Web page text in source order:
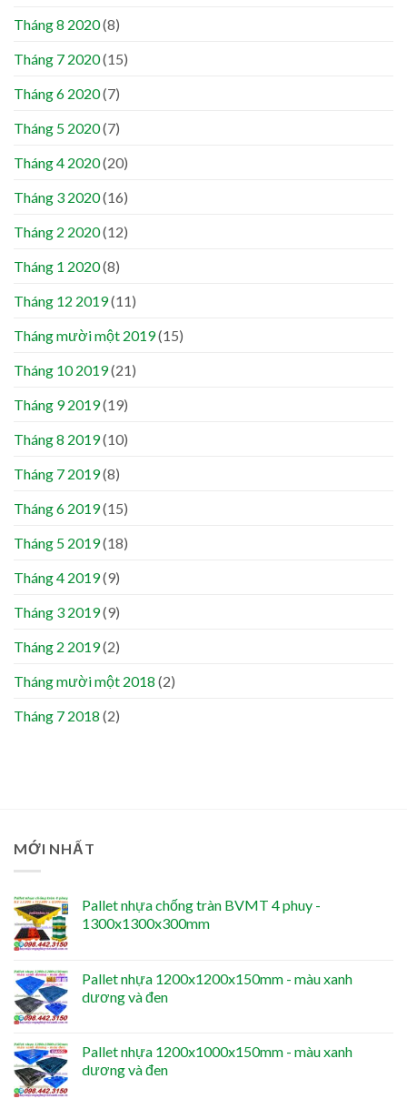
Tháng 8 2020(8)
Tháng 7 2020(15)
Tháng 6 2020(7)
Tháng 5 2020(7)
Tháng 4 2020(20)
Tháng 3 2020(16)
Tháng 2 2020(12)
Tháng 1 2020(8)
Tháng 12 2019(11)
Tháng mười một 2019(15)
Tháng 10 2019(21)
Tháng 9 2019(19)
Tháng 8 2019(10)
Tháng 7 2019(8)
Tháng 6 2019(15)
Tháng 5 2019(18)
Tháng 4 2019(9)
Tháng 3 2019(9)
Tháng 2 2019(2)
Tháng mười một 2018 (2)
Tháng 7 2018 (2)
MỚI NHẤT
Pallet nhựa chống tràn BVMT 4 phuy -
1300x1300x300mm
Pallet nhựa 1200x1200x150mm - màu xanh
dương và đen
Pallet nhựa 1200x1000x150mm - màu xanh
dương và đen